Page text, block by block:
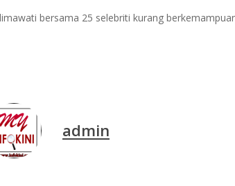
bersama 25 selebriti kurang
admin